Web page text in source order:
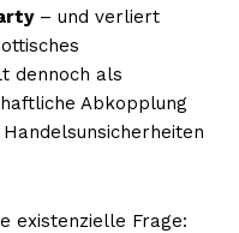
– und verliert
dennoch als
Abkopplung
existenzielle Frage: